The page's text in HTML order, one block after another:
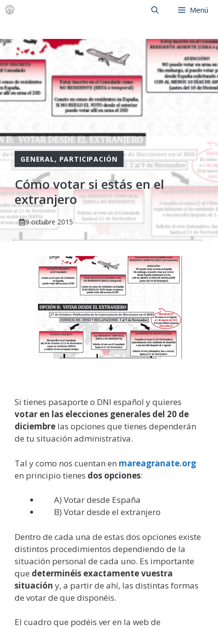
Saltar
Menú
GENERAL, PARTICIPACIÓN
Cómo votar si estás en el
extranjero
9 octubre 2015
Si tienes pasaporte o DNI español y quieres
votar en las elecciones generales del 20 de
diciembre las opciones que tienes dependerán
de tu situación administrativa.
Tal y como nos cuentan en mareagranate.org
en principio tienes dos opciones:
A) Votar desde España
B) Votar desde el extranjero
Dentro de cada una de estas dos opciones existe
distintos procedimientos dependiendo de la
situación personal de cada uno. Es importante
que determinéis exactamente vuestra
situación y, a partir de ahí, las distintas formas
de votar de que disponéis.
El cuadro que podéis ver en la web de